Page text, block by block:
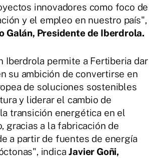
innovadores como foco de
y el empleo en nuestro país",
Galán, Presidente de Iberdrola.
Iberdrola permite a Fertiberia dar
su ambición de convertirse en
de soluciones sostenibles
y liderar el cambio de
transición energética en el
gracias a la fabricación de
a partir de fuentes de energía
indicaJavier Goñi,